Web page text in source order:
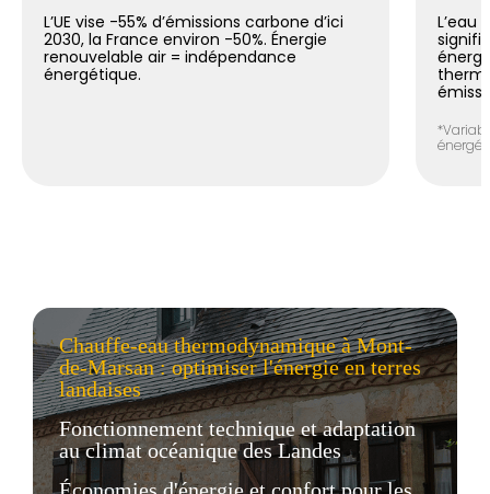
L’UE vise -55% d’émissions carbone d’ici
2030, la France environ -50%. Énergie
renouvelable air = indépendance
énergétique.
L’eau
Chauffe-eau thermodynamique à Mont-
de-Marsan : optimiser l'énergie en terres
landaises
Fonctionnement technique et adaptation
au climat océanique des Landes